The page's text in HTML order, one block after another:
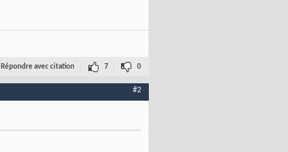
Répondre avec citation 7 0
#2